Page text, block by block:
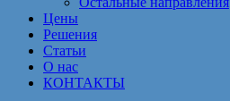
Цены
Решения
Статьи
О нас
КОНТАКТЫ